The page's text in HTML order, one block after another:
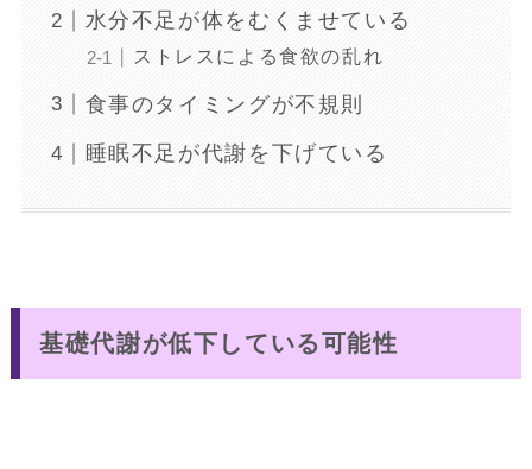
水分不足が体をむくませている
ストレスによる食欲の乱れ
食事のタイミングが不規則
睡眠不足が代謝を下げている
基礎代謝が低下している可能性